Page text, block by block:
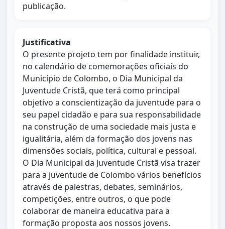
publicação.
Justificativa
O presente projeto tem por finalidade instituir,
no calendário de comemorações oficiais do
Município de Colombo, o Dia Municipal da
Juventude Cristã, que terá como principal
objetivo a conscientização da juventude para o
seu papel cidadão e para sua responsabilidade
na construção de uma sociedade mais justa e
igualitária, além da formação dos jovens nas
dimensões sociais, política, cultural e pessoal.
O Dia Municipal da Juventude Cristã visa trazer
para a juventude de Colombo vários benefícios
através de palestras, debates, seminários,
competições, entre outros, o que pode
colaborar de maneira educativa para a
formação proposta aos nossos jovens.